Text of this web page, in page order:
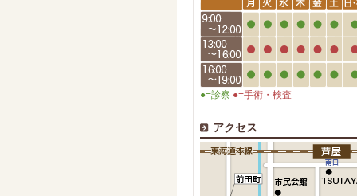
●=診察 ●=手術・検査
アクセス